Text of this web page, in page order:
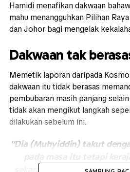
Hamidi menafikan dakwaan
mahu menangguhkan Pilihan
dan Johor bagi mengelak
Dakwaan tak
Memetik laporan daripada
dakwaan itu tidak berasas
pembubaran masih panjang
tidak akan mengikut langkah
dilakukan sebelum ini.
“Dia (Muhyiddin) takut
sekarang tidak pun timbul